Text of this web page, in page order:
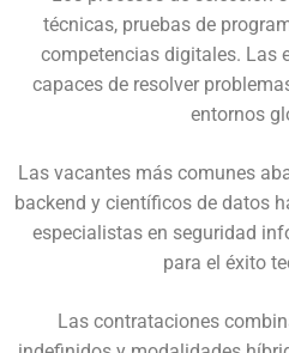
técnicas, pruebas de
competencias digitales. Las
capaces de resolver
entornos
Las vacantes más comunes
backend y científicos de datos
especialistas en seguridad
para el éxito
Las contrataciones